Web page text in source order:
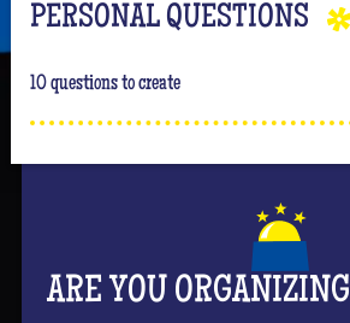
PERSONAL QUESTIONS
10 questions to create
ARE YOU